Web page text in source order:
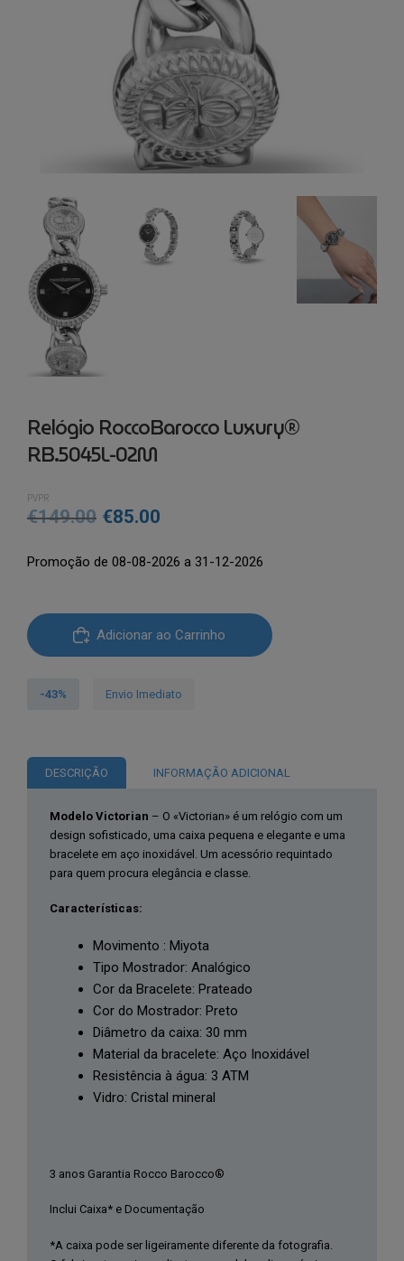
Relógio RoccoBarocco Luxury®
RB.5045L-02M
PVPR
€149.00 O
original
€149.00.
€85.00
atual
€85.00.
Promoção de 08-08-2026 a 31-12-2026
Quantidade
de
RoccoBarocco
02M
Adicionar ao Carrinho
-43% Envio Imediato
DESCRIÇÃO INFORMAÇÃO ADICIONAL
Modelo Victorian – O «Victorian» é um relógio com um
design sofisticado, uma caixa pequena e elegante e uma
bracelete em aço inoxidável. Um acessório requintado
para quem procura elegância e classe.
Características:
Movimento : Miyota
Tipo Mostrador: Analógico
Cor da Bracelete: Prateado
Cor do Mostrador: Preto
Diâmetro da caixa: 30 mm
Material da bracelete: Aço Inoxidável
Resistência à água: 3 ATM
Vidro: Cristal mineral
3 anos Garantia Rocco Barocco®
Inclui Caixa* e Documentação
*A caixa pode ser ligeiramente diferente da fotografia.